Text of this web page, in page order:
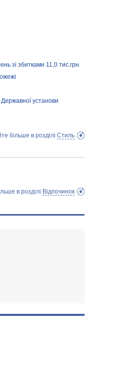
зі збитками 11,0 тис.грн.
установи
більше в розділі Стиль
в розділі Відпочинок